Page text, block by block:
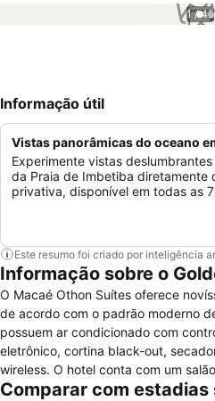
1 / 45
Informação útil
Vistas panorâmicas do oceano
Experimente vistas
da Praia de Imbetiba diretamente
privativa, disponível em todas as
Este resumo foi criado por inteligência
Informação sobre o
O Macaé Othon Suítes oferece
de acordo com o padrão moderno
possuem ar condicionado com
eletrônico, cortina black-out,
wireless. O hotel conta com um
salas de reunião e espaço para
Comparar com estadias